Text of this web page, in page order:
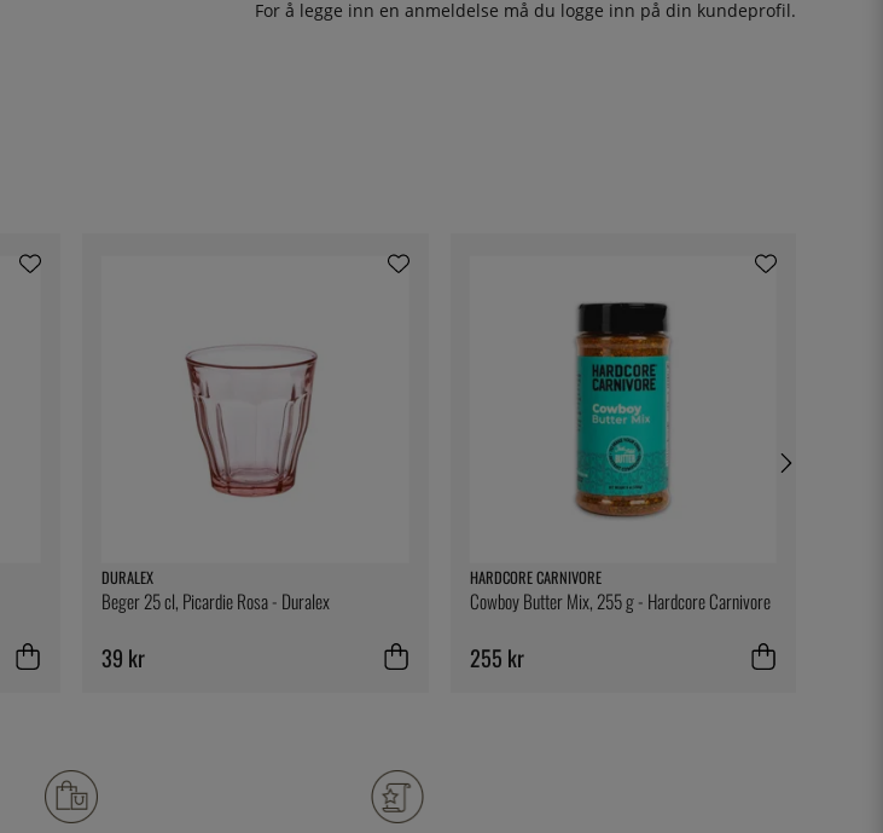
For å legge inn en anmeldelse må du logge inn på din kundeprofil.
DURALEX
Beger 25 cl, Picardie Rosa - Duralex
39 kr
HARDCORE CARNIVORE
Cowboy Butter Mix, 255 g - Hardcore Carnivore
255 kr